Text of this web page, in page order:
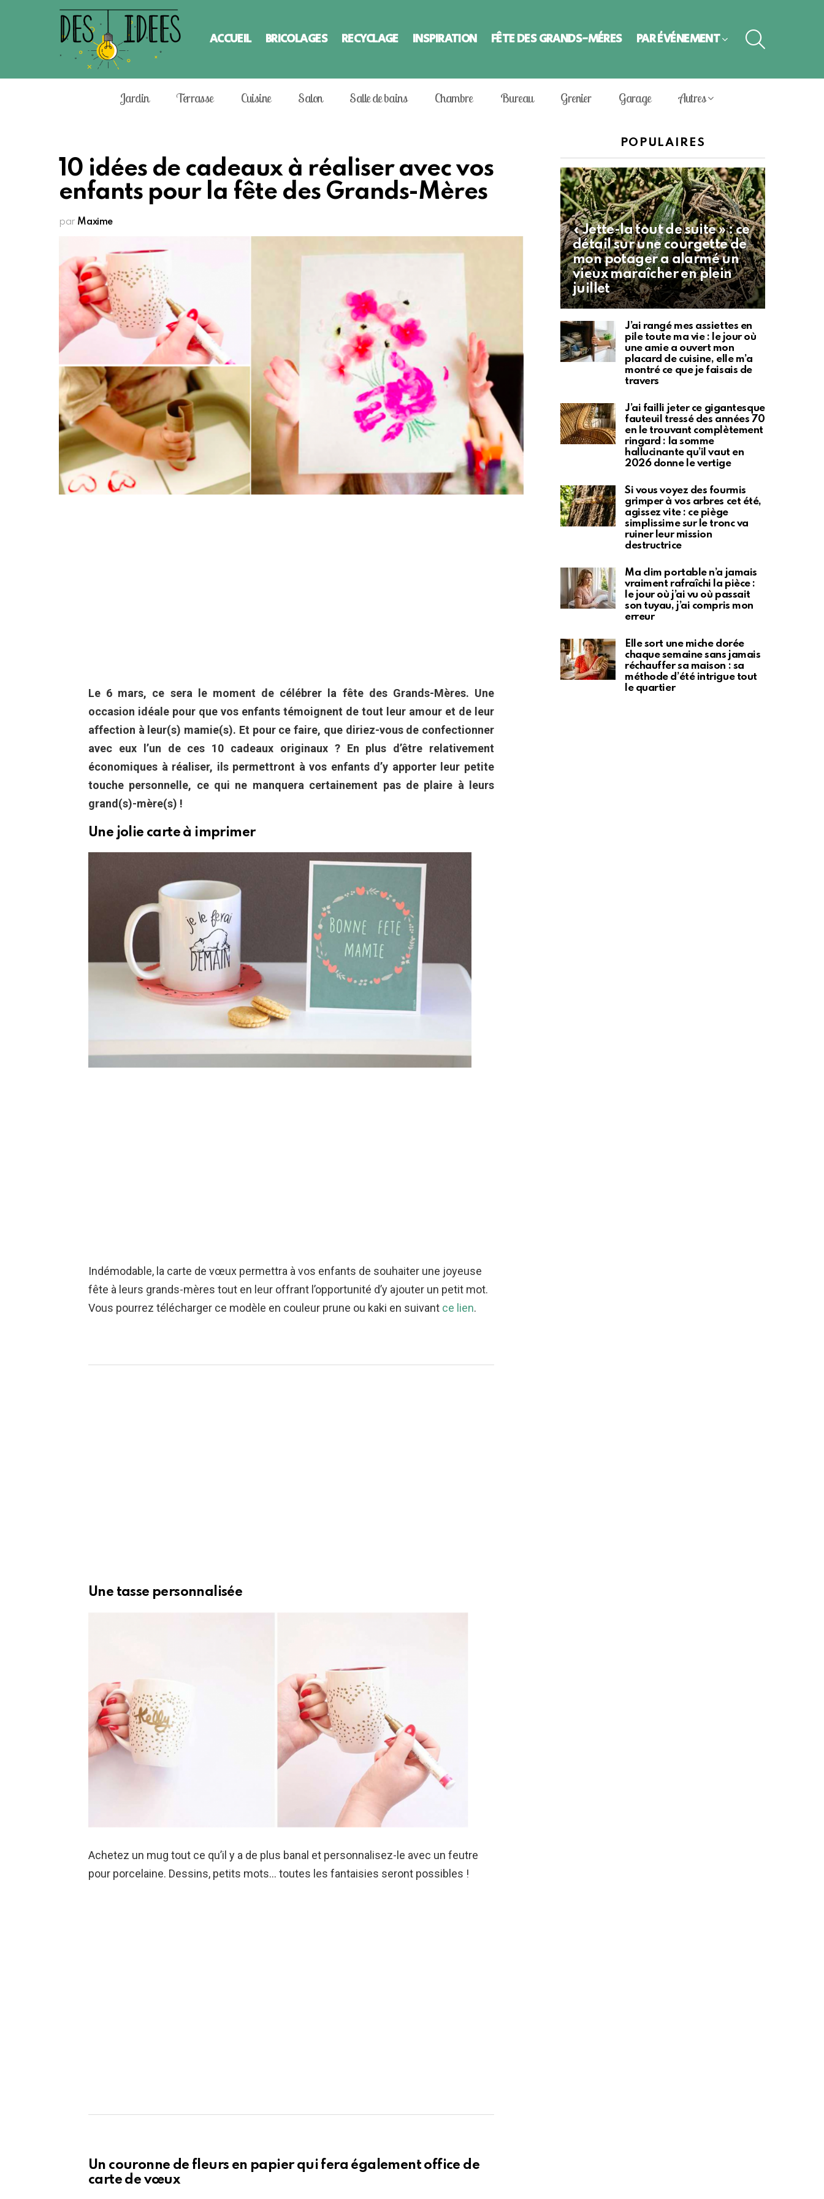
ACCUEIL BRICOLAGES RECYCLAGE INSPIRATION FÊTE DES GRANDS-MÈRES PAR ÉVÈNEMENT
Jardin Terrasse Cuisine Salon Salle de bains Chambre Bureau Grenier Garage Autres
10 idées de cadeaux à réaliser avec vos
enfants pour la fête des Grands-Mères
par Maxime
Le 6 mars, ce sera le moment de célébrer la fête des Grands-Mères. Une
occasion idéale pour que vos enfants témoignent de tout leur amour et de leur
affection à leur(s) mamie(s). Et pour ce faire, que diriez-vous de confectionner
avec eux l’un de ces 10 cadeaux originaux ? En plus d’être relativement
économiques à réaliser, ils permettront à vos enfants d’y apporter leur petite
touche personnelle, ce qui ne manquera certainement pas de plaire à leurs
grand(s)-mère(s) !
Une jolie carte à imprimer
Indémodable, la carte de vœux permettra à vos enfants de souhaiter une joyeuse
fête à leurs grands-mères tout en leur offrant l’opportunité d’y ajouter un petit mot.
Vous pourrez télécharger ce modèle en couleur prune ou kaki en suivant ce lien.
Une tasse personnalisée
Achetez un mug tout ce qu’il y a de plus banal et personnalisez-le avec un feutre
pour porcelaine. Dessins, petits mots… toutes les fantaisies seront possibles !
Un couronne de fleurs en papier qui fera également office de
carte de vœux
POPULAIRES
« Jette-la tout de suite » : ce
détail sur une courgette de
mon potager a alarmé un
vieux maraîcher en plein
juillet
J’ai rangé mes assiettes en
pile toute ma vie : le jour où
une amie a ouvert mon
placard de cuisine, elle m’a
montré ce que je faisais de
travers
J’ai failli jeter ce gigantesque
fauteuil tressé des années 70
en le trouvant complètement
ringard : la somme
hallucinante qu’il vaut en
2026 donne le vertige
Si vous voyez des fourmis
grimper à vos arbres cet été,
agissez vite : ce piège
simplissime sur le tronc va
ruiner leur mission
destructrice
Ma clim portable n’a jamais
vraiment rafraîchi la pièce :
le jour où j’ai vu où passait
son tuyau, j’ai compris mon
erreur
Elle sort une miche dorée
chaque semaine sans jamais
réchauffer sa maison : sa
méthode d’été intrigue tout
le quartier